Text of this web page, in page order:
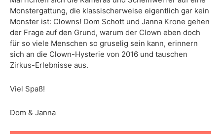
Monstergattung, die klassischerweise eigentlich gar kein
Monster ist: Clowns! Dom Schott und Janna Krone gehen
der Frage auf den Grund, warum der Clown eben doch
für so viele Menschen so gruselig sein kann, erinnern
sich an die Clown-Hysterie von 2016 und tauschen
Zirkus-Erlebnisse aus.
Viel Spaß!
Dom & Janna